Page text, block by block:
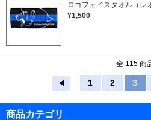
ロゴフェイスタオル（レ
¥1,500
全 115 商
◀ 1 2 3
商品カテゴリ